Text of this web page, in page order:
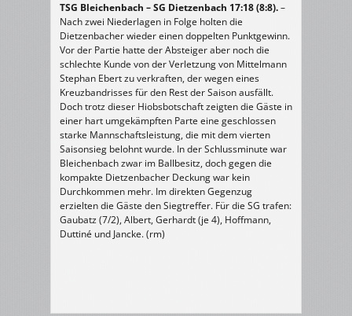
TSG Bleichenbach – SG Dietzenbach 17:18 (8:8).–
Nach zwei Niederlagen in Folge holten die
Dietzenbacher wieder einen doppelten Punktgewinn.
Vor der Partie hatte der Absteiger aber noch die
schlechte Kunde von der Verletzung von Mittelmann
Stephan Ebert zu verkraften, der wegen eines
Kreuzbandrisses für den Rest der Saison ausfällt.
Doch trotz dieser Hiobsbotschaft zeigten die Gäste in
einer hart umgekämpften Parte eine geschlossen
starke Mannschaftsleistung, die mit dem vierten
Saisonsieg belohnt wurde. In der Schlussminute war
Bleichenbach zwar im Ballbesitz, doch gegen die
kompakte Dietzenbacher Deckung war kein
Durchkommen mehr. Im direkten Gegenzug
erzielten die Gäste den Siegtreffer. Für die SG trafen:
Gaubatz (7/2), Albert, Gerhardt (je 4), Hoffmann,
Duttiné und Jancke. (rm)